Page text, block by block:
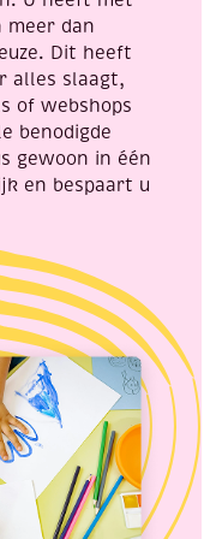
dan
Dit heeft
alles slaagt,
of webshops
benodigde
gewoon in één
en bespaart u